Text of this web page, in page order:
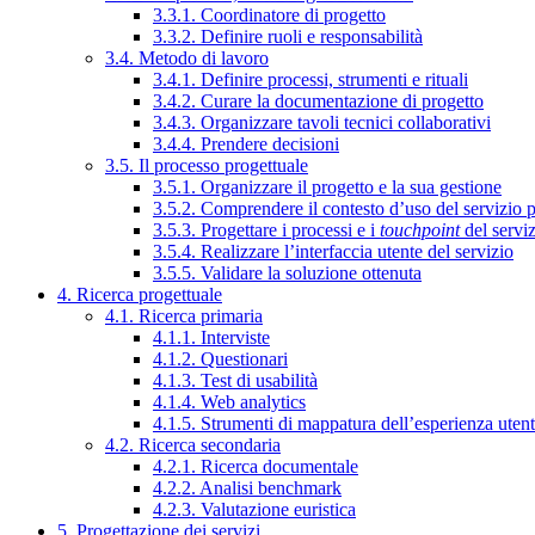
3.3.1. Coordinatore di progetto
3.3.2. Definire ruoli e responsabilità
3.4. Metodo di lavoro
3.4.1. Definire processi, strumenti e rituali
3.4.2. Curare la documentazione di progetto
3.4.3. Organizzare tavoli tecnici collaborativi
3.4.4. Prendere decisioni
3.5. Il processo progettuale
3.5.1. Organizzare il progetto e la sua gestione
3.5.2. Comprendere il contesto d’uso del servizio
3.5.3. Progettare i processi e i touchpointdel
3.5.4. Realizzare l’interfaccia utente del servizio
3.5.5. Validare la soluzione ottenuta
4. Ricerca progettuale
4.1. Ricerca primaria
4.1.1. Interviste
4.1.2. Questionari
4.1.3. Test di usabilità
4.1.4. Web analytics
4.1.5. Strumenti di mappatura dell’esperienza
4.2. Ricerca secondaria
4.2.1. Ricerca documentale
4.2.2. Analisi benchmark
4.2.3. Valutazione euristica
5. Progettazione dei servizi